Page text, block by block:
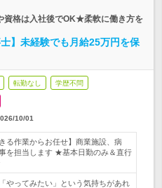
資格は入社後でOK★柔軟に働き方を
】未経験でも月給25万円を保
転勤なし 学歴不問
10/01
る作業からお任せ】商業施設、病
を担当します ★基本日勤のみ＆直行
やってみたい」という気持ちがあれ